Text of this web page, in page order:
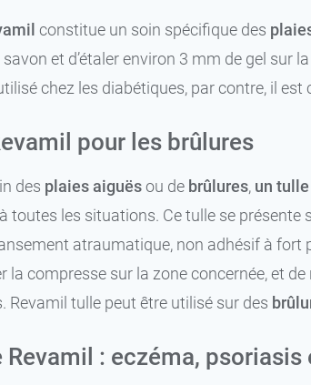
constitue un soin spécifique des
savon et d’étaler environ 3 mm de gel
chez les diabétiques, par contre, il est
pour les brûlures
des plaies aiguësou de brûlures, un tulle
toutes les situations. Ce tulle se
atraumatique, non adhésif à
la compresse sur la zone concernée, et
Revamil tulle peut être utilisé sur des
Revamil : eczéma,